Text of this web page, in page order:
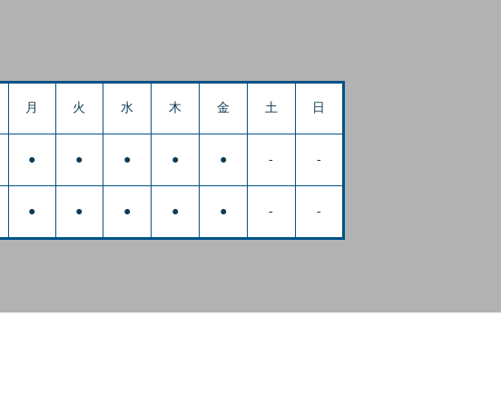
月 火 水 木 金 土 日
● ● ● ● ● - -
● ● ● ● ● - -